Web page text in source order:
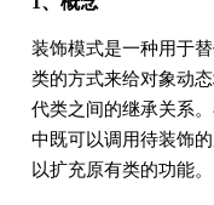
装饰模式是一种用于
类的方式来给对象动
代类之间的继承关系
中既可以调用待装饰
以扩充原有类的功能。